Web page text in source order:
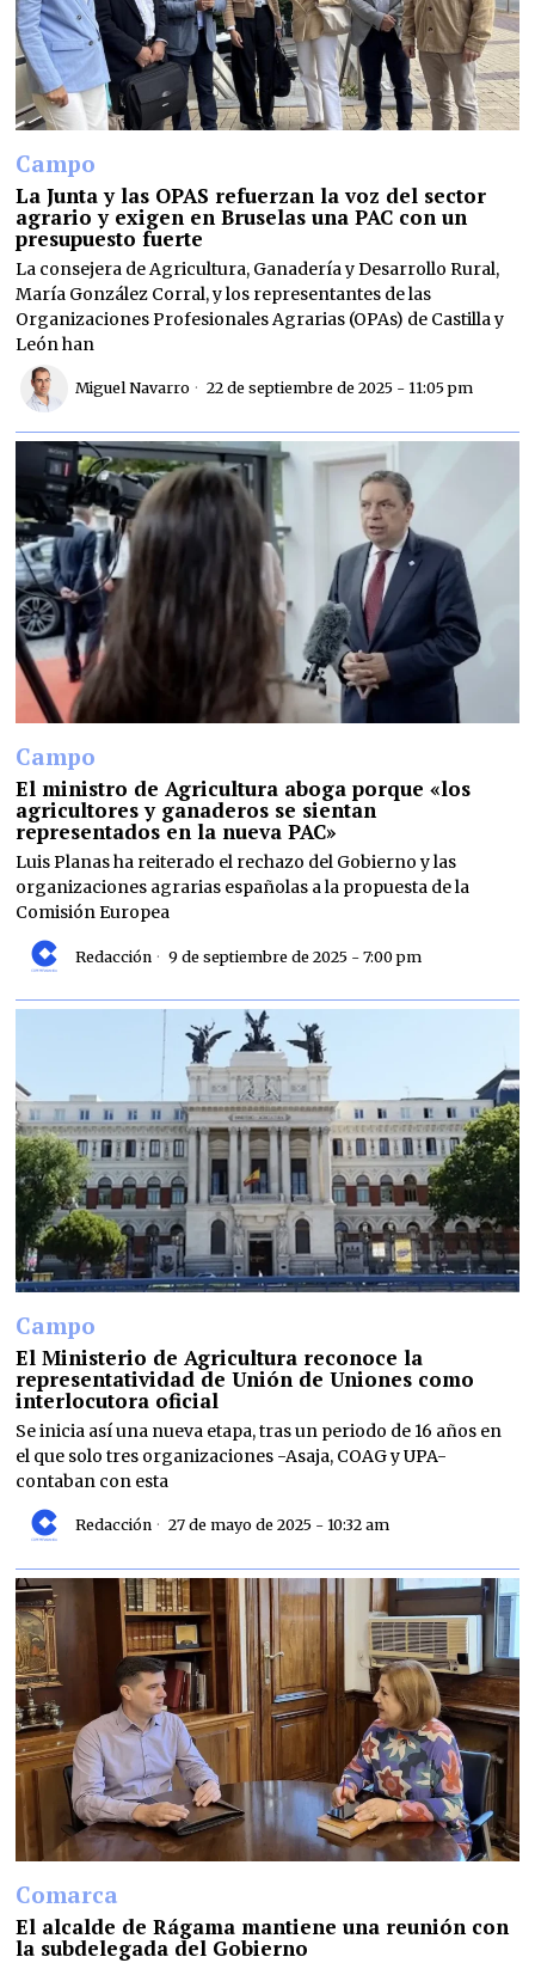
Campo
La Junta y las OPAS refuerzan la voz del sector
agrario y exigen en Bruselas una PAC con un
presupuesto fuerte
La consejera de Agricultura, Ganadería y Desarrollo Rural,
María González Corral, y los representantes de las
Organizaciones Profesionales Agrarias (OPAs) de Castilla y
León han
Miguel Navarro 22 de septiembre de 2025 - 11:05 pm
Campo
El ministro de Agricultura aboga porque «los
agricultores y ganaderos se sientan
representados en la nueva PAC»
Luis Planas ha reiterado el rechazo del Gobierno y las
organizaciones agrarias españolas a la propuesta de la
Comisión Europea
Redacción 9 de septiembre de 2025 - 7:00 pm
Campo
El Ministerio de Agricultura reconoce la
representatividad de Unión de Uniones como
interlocutora oficial
Se inicia así una nueva etapa, tras un periodo de 16 años en
el que solo tres organizaciones -Asaja, COAG y UPA-
contaban con esta
Redacción 27 de mayo de 2025 - 10:32 am
Comarca
El alcalde de Rágama mantiene una reunión con
la subdelegada del Gobierno